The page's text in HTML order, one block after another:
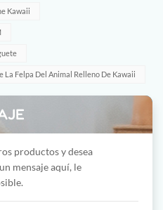
Kawaii
La Felpa Del Animal Relleno De Kawaii
productos y desea
mensaje aquí, le